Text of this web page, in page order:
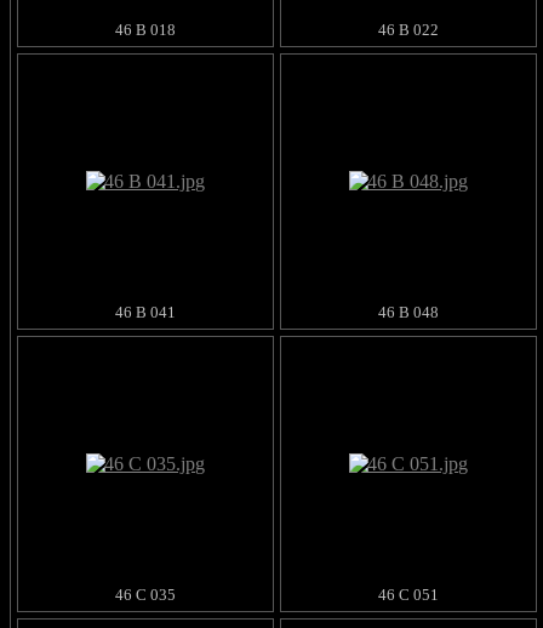
46 B 018 46 B 022
46 B 041 46 B 048
46 C 035 46 C 051